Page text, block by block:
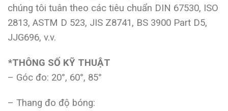
chúng tôi tuân theo các tiêu chuẩn DIN 67530, ISO
2813, ASTM D 523, JIS Z8741, BS 3900 Part D5,
JJG696, v.v.
*THÔNG SỐ KỸ THUẬT
– Góc đo: 20°, 60°, 85°
– Thang đo độ bóng: